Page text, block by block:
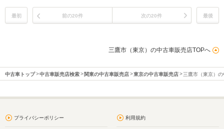
最初 前の20件 次の20件 最後
三鷹市（東京）の中古車販売店TOPへ
中古車トップ 中古車販売店検索 関東の中古車販売店 東京の中古車販売店 三鷹市（東京）
プライバシーポリシー 利用規約